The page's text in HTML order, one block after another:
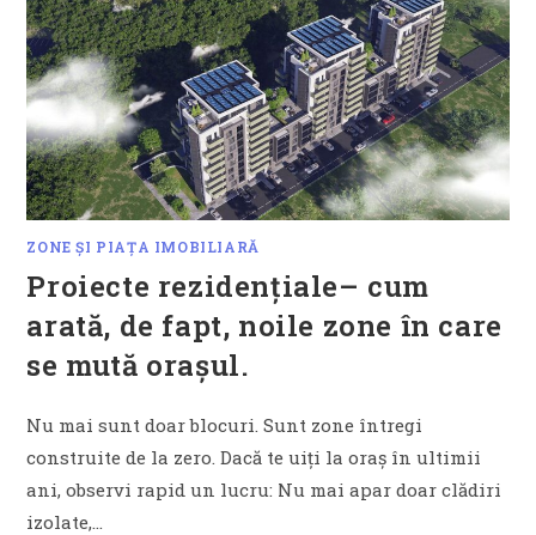
ZONE ȘI PIAȚA IMOBILIARĂ
Proiecte rezidențiale– cum
arată, de fapt, noile zone în care
se mută orașul.
Nu mai sunt doar blocuri. Sunt zone întregi
construite de la zero. Dacă te uiți la oraș în ultimii
ani, observi rapid un lucru: Nu mai apar doar clădiri
izolate,…